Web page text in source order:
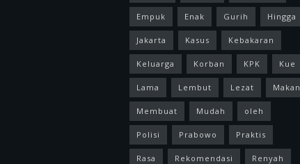
Empuk Enak Gurih Hingga
Jakarta Kasus Kebakaran
Keluarga Korban KPK Kue
Lama Lembut Lezat Makan
Membuat Mudah oleh
Polisi Prabowo Praktis
Rasa Rekomendasi Renyah